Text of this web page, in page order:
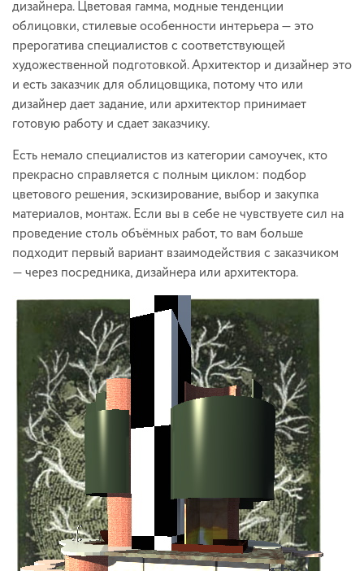
дизайнера. Цветовая гамма, модные тенденции
облицовки, стилевые особенности интерьера — это
прерогатива специалистов с соответствующей
художественной подготовкой. Архитектор и дизайнер это
и есть заказчик для облицовщика, потому что или
дизайнер дает задание, или архитектор принимает
готовую работу и сдает заказчику.
Есть немало специалистов из категории самоучек, кто
прекрасно справляется с полным циклом: подбор
цветового решения, эскизирование, выбор и закупка
материалов, монтаж. Если вы в себе не чувствуете сил на
проведение столь объёмных работ, то вам больше
подходит первый вариант взаимодействия с заказчиком
— через посредника, дизайнера или архитектора.